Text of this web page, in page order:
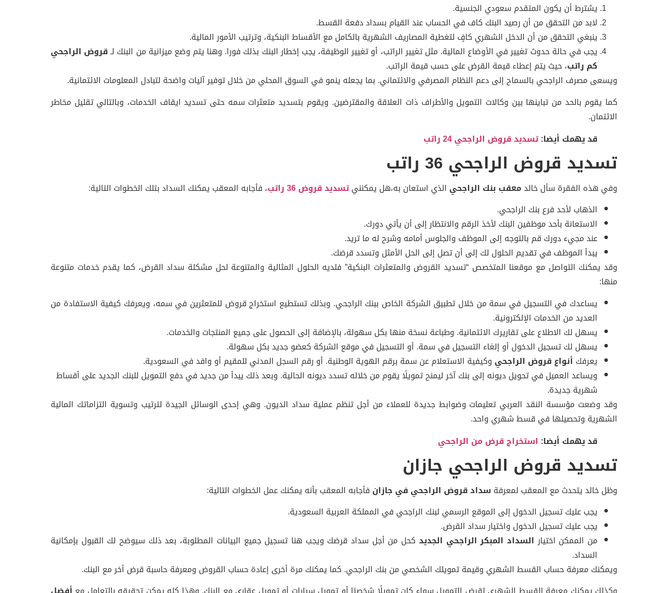
يشترط أن يكون المتقدم سعودي الجنسية.
لابد من التحقق من أن رصيد البنك كاف في الحساب عند القيام بسداد دفعة القسط.
ينبغي التحقق من أن الدخل الشهري كافٍ لتغطية المصاريف الشهرية بالكامل مع الأقساط البنكية، وترتيب الأمور المالية.
يجب في حالة حدوث تغيير في الأوضاع المالية. مثل تغيير الراتب، أو تغيير الوظيفة، يجب إخطار البنك بذلك فورا. وهنا يتم وضع ميزانية من البنك لـقروض الراجحي
كم راتب، حيث يتم إعطاء قيمة القرض على حسب قيمة الراتب.
ويسعى مصرف الراجحي بالسماح إلى دعم النظام المصرفي والائتماني. بما يجعله ينمو في السوق المحلي من خلال توفير آليات واضحة لتبادل المعلومات الائتمانية.
كما يقوم بالحد من تباينها بين وكالات التمويل والأطراف ذات العلاقة والمقترضين. ويقوم بتسديد متعثرات سمه حتى تسديد ايقاف الخدمات، وبالتالي تقليل مخاطر
الائتمان.
قد يهمك أيضا:تسديد قروض الراجحي 24 راتب
تسديد قروض الراجحي 36 راتب
وفي هذه الفقرة سأل خالدمعقب بنك الراجحي الذي استعان به،هل يمكننيتسديد قروض 36 راتب
، فأجابه المعقب يمكنك السداد بتلك الخطوات التالية:
الذهاب لأحد فرع بنك الراجحي.
الاستعانة بأحد موظفين البنك لأخذ الرقم والانتظار إلى أن يأتي دورك.
عند مجيء دورك قم بالتوجه إلى الموظف والجلوس أمامه وشرح له ما تريد.
يبدأ الموظف في تقديم الحلول لك إلى أن تصل إلى الحل الأمثل وتسدد قرضك.
وقد يمكنك التواصل مع موقعنا المتخصص “تسديد القروض والمتعثرات البنكية” فلديه الحلول المثالية والمتنوعة لحل مشكلة سداد القرض، كما يقدم خدمات متنوعة
منها:
يساعدك في التسجيل في سمة من خلال تطبيق الشركة الخاص ببنك الراجحي. وبذلك تستطيع استخراج قروض للمتعثرين في سمه، ويعرفك كيفية الاستفادة من
العديد من الخدمات الإلكترونية.
يسهل لك الاطلاع على تقاريرك الائتمانية. وطباعة نسخة منها بكل سهولة، بالإضافة إلى الحصول على جميع المنتجات والخدمات.
يسهل لك تسجيل الدخول أو إلغاء التسجيل في سمة. أو التسجيل في موقع الشركة كعضو جديد بكل سهولة.
يعرفك أنواع قروض الراجحي وكيفية الاستعلام عن سمة برقم الهوية الوطنية. أو رقم السجل المدني للمقيم أو وافد في السعودية.
ويساعد العميل في تحويل ديونه إلى بنك آخر ليمنح تمويلًا يقوم من خلاله تسدد ديونه الحالية. وبعد ذلك يبدأ من جديد في دفع التمويل للبنك الجديد على أقساط
شهرية جديدة.
وقد وضعت مؤسسة النقد العربي تعليمات وضوابط جديدة للعملاء من أجل تنظم عملية سداد الديون. وهي إحدى الوسائل الجيدة لترتيب وتسوية التزاماتك المالية
الشهرية وتحصيلها في قسط شهري واحد.
قد يهمك أيضا: استخراج قرض من الراجحي
تسديد قروض الراجحي جازان
وظل خالد يتحدث مع المعقب لمعرفة سداد قروض الراجحي في جازان فأجابه المعقب بأنه يمكنك عمل الخطوات التالية:
يجب عليك تسجيل الدخول إلى الموقع الرسمي لبنك الراجحي في المملكة العربية السعودية.
يجب عليك تسجيل الدخول واختيار سداد القرض.
من الممكن اختيار السداد المبكر الراجحي الجديد كحل من أجل سداد قرضك ويجب هنا تسجيل جميع البيانات المطلوبة، بعد ذلك سيوضح لك القبول بإمكانية
السداد.
ويمكنك معرفة حساب القسط الشهري وقيمة تمويلك الشخصي من بنك الراجحي. كما يمكنك مرة أخرى إعادة حساب القروض ومعرفة حاسبة قرض أخر مع البنك.